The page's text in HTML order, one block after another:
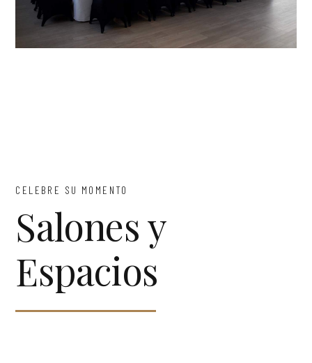
CELEBRE SU MOMENTO
Salones y
Espacios